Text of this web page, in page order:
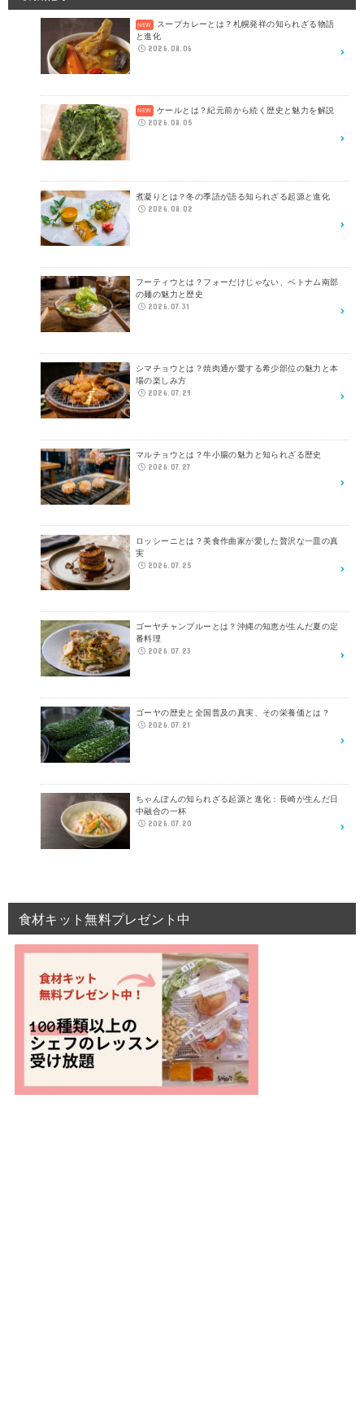
スープカレーとは？札幌発祥の知られざる物語
と進化
2026.08.06
ケールとは？紀元前から続く歴史と魅力を解説
2026.08.05
煮凝りとは？冬の季語が語る知られざる起源と進化
2026.08.02
フーティウとは？フォーだけじゃない、ベトナム南部
の麺の魅力と歴史
2026.07.31
シマチョウとは？焼肉通が愛する希少部位の魅力と本
場の楽しみ方
2026.07.29
マルチョウとは？牛小腸の魅力と知られざる歴史
2026.07.27
ロッシーニとは？美食作曲家が愛した贅沢な一皿の真
実
2026.07.25
ゴーヤチャンプルーとは？沖縄の知恵が生んだ夏の定
番料理
2026.07.23
ゴーヤの歴史と全国普及の真実、その栄養価とは？
2026.07.21
ちゃんぽんの知られざる起源と進化：長崎が生んだ日
中融合の一杯
2026.07.20
食材キット無料プレゼント中